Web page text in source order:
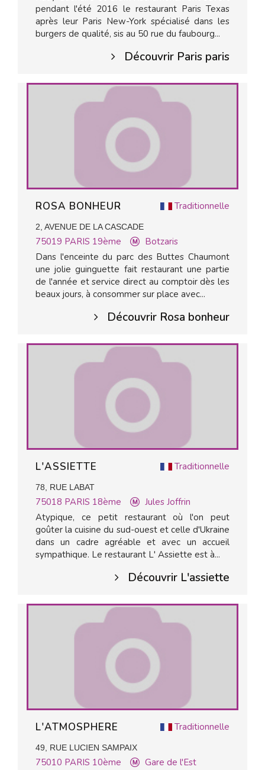
pendant l'été 2016 le restaurant Paris Texas
après leur Paris New-York spécialisé dans les
burgers de qualité, sis au 50 rue du faubourg...
Découvrir Paris paris
Traditionnelle
ROSA BONHEUR
2, AVENUE DE LA CASCADE
75019 PARIS 19ème
Botzaris
Dans l'enceinte du parc des Buttes Chaumont
une jolie guinguette fait restaurant une partie
de l'année et service direct au comptoir dès les
beaux jours, à consommer sur place avec...
Découvrir Rosa bonheur
Traditionnelle
L'ASSIETTE
78, RUE LABAT
75018 PARIS 18ème
Jules Joffrin
Atypique, ce petit restaurant où l'on peut
goûter la cuisine du sud-ouest et celle d'Ukraine
dans un cadre agréable et avec un accueil
sympathique. Le restaurant L' Assiette est à...
Découvrir L'assiette
Traditionnelle
L'ATMOSPHERE
49, RUE LUCIEN SAMPAIX
75010 PARIS 10ème Gare de l'Est